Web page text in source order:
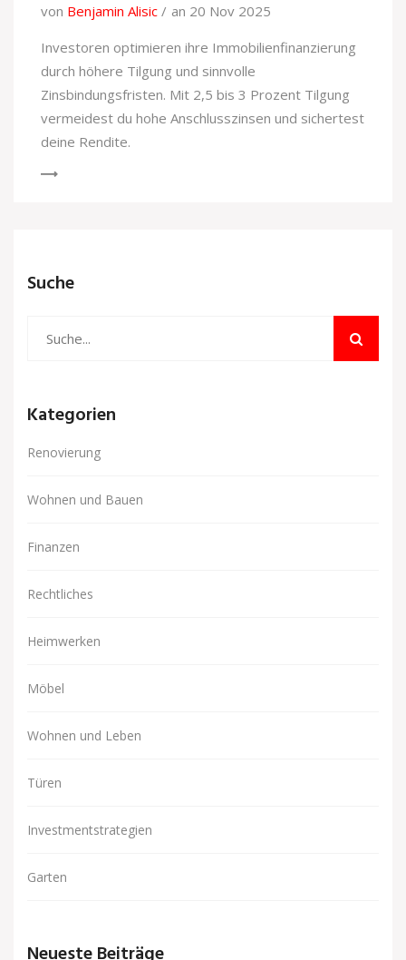
von Benjamin Alisic
an 20 Nov 2025
Investoren optimieren ihre Immobilienfinanzierung
durch höhere Tilgung und sinnvolle
Zinsbindungsfristen. Mit 2,5 bis 3 Prozent Tilgung
vermeidest du hohe Anschlusszinsen und sichertest
deine Rendite.
Suche
Kategorien
Renovierung
Wohnen und Bauen
Finanzen
Rechtliches
Heimwerken
Möbel
Wohnen und Leben
Türen
Investmentstrategien
Garten